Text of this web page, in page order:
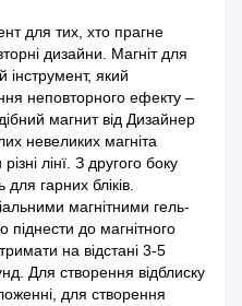
для тих, хто прагне
дизайни. Магніт для
інструмент, який
неповторного ефекту –
магнит від Дизайнер
невеликих магніта
лінї. З другого боку
гарних бліків.
магнітними гель-
до магнітного
на відстані 3-5
Для створення відблиску
для створення